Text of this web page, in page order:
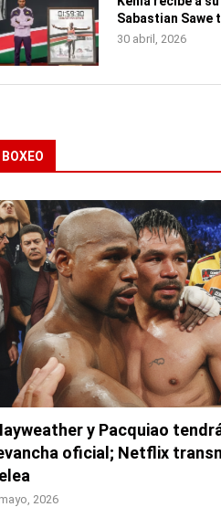
Sabastian Sawe
30 abril, 2026
BOXEO
y Pacquiao
oficial; Netflix
2026